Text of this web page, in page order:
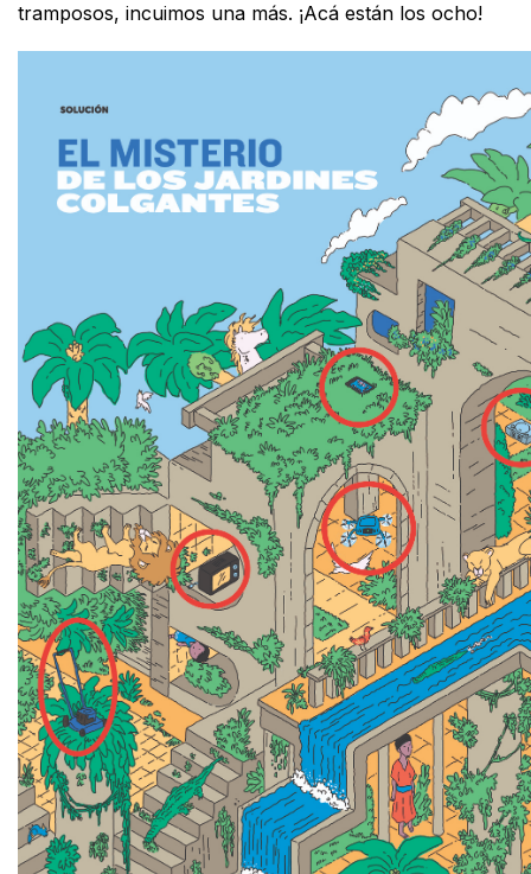
tramposos, incuimos una más. ¡Acá están los ocho!